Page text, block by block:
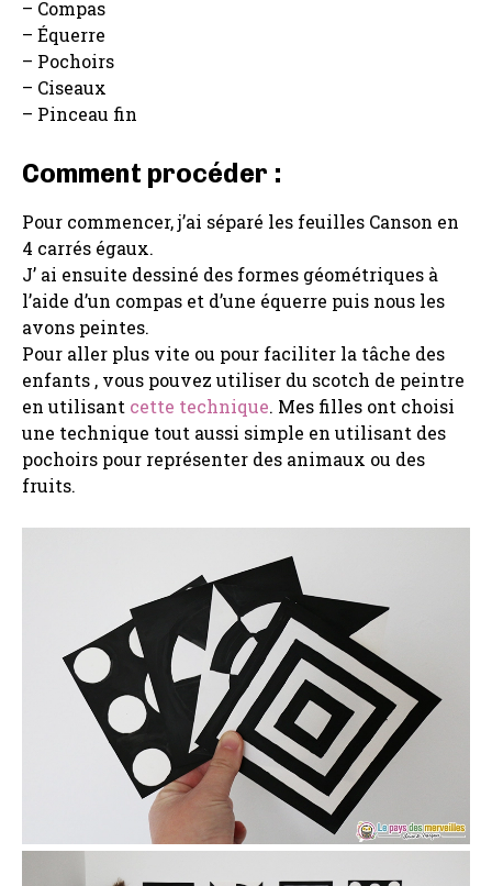
– Compas
– Équerre
– Pochoirs
– Ciseaux
– Pinceau fin
Comment procéder :
Pour commencer, j’ai séparé les feuilles Canson en
4 carrés égaux.
J’ ai ensuite dessiné des formes géométriques à
l’aide d’un compas et d’une équerre puis nous les
avons peintes.
Pour aller plus vite ou pour faciliter la tâche des
enfants , vous pouvez utiliser du scotch de peintre
en utilisant cette technique. Mes filles ont choisi
une technique tout aussi simple en utilisant des
pochoirs pour représenter des animaux ou des
fruits.